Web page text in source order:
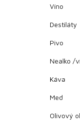
Víno
Destiláty
Pivo
Nealko /
Káva
Med
Olivový